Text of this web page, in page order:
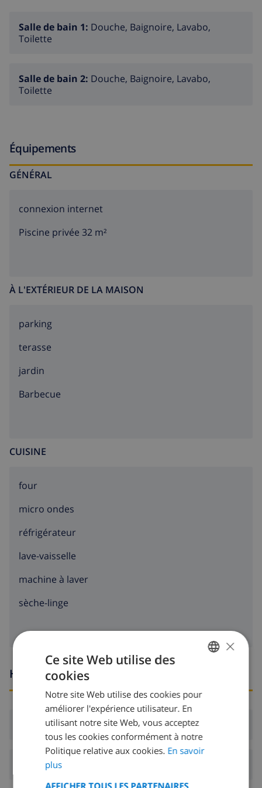
Salle de bain 1: Douche, Baignoire, Lavabo,
Toilette
Salle de bain 2: Douche, Baignoire, Lavabo,
Toilette
Équipements
GÉNÉRAL
connexion internet
Piscine privée 32 m²
À L'EXTÉRIEUR DE LA MAISON
parking
terasse
jardin
barbecue
CUISINE
four
micro ondes
réfrigérateur
lave-vaisselle
machine à laver
sèche-linge
Heures d'arrivée et de départ
Arrivée:De 16:00 avant 20:00
DUTCH
SPANISH
GERMAN
×
Ce site Web utilise des
cookies
Notre site Web utilise des cookies pour
améliorer l'expérience utilisateur. En
utilisant notre site Web, vous acceptez
tous les cookies conformément à notre
Politique relative aux cookies. En savoir
plus
AFFICHER TOUS LES PARTENAIRES